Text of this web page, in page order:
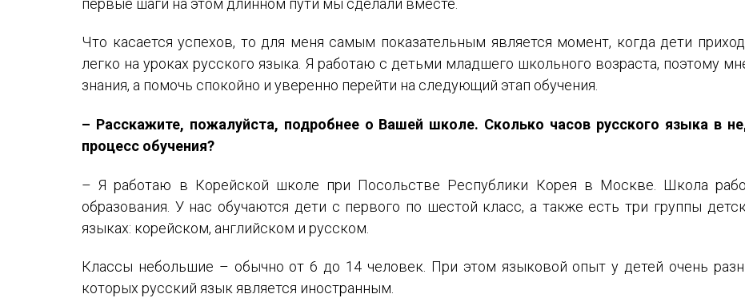
первые шаги на этом длинном пути мы сделали вместе.
Что касается успехов, то для меня самым показательным является момент, когда дети
легко на уроках русского языка. Я работаю с детьми младшего школьного возраста, поэтому
знания, а помочь спокойно и уверенно перейти на следующий этап обучения.
– Расскажите, пожалуйста, подробнее о Вашей школе. Сколько часов русского языка в
процесс обучения?
– Я работаю в Корейской школе при Посольстве Республики Корея в Москве. Школа
образования. У нас обучаются дети с первого по шестой класс, а также есть три группы
языках: корейском, английском и русском.
Классы небольшие – обычно от 6 до 14 человек. При этом языковой опыт у детей очень
которых русский язык является иностранным.